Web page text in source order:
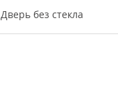
Дверь без стекла